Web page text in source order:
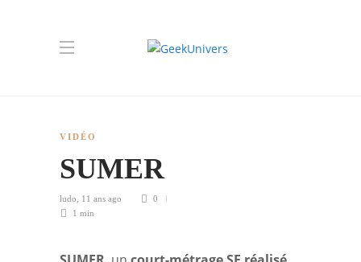
VIDÉO
SUMER
ludo 11 ans ago
0
1 min